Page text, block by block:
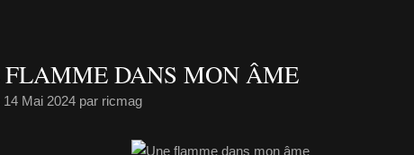
FLAMME DANS MON ÂME
14 Mai 2024 par ricmag